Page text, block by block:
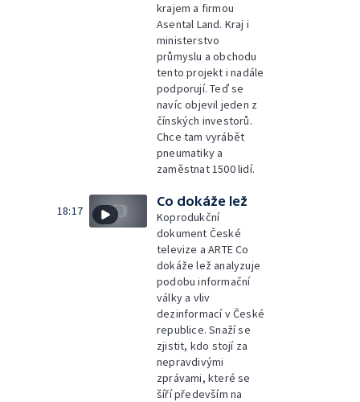
krajem a firmou
Asental Land. Kraj i
ministerstvo
průmyslu a obchodu
tento projekt i nadále
podporují. Teď se
navíc objevil jeden z
čínských investorů.
Chce tam vyrábět
pneumatiky a
zaměstnat 1500 lidí.
18:17
Co dokáže lež
Koprodukční
dokument České
televize a ARTE Co
dokáže lež analyzuje
podobu informační
války a vliv
dezinformací v České
republice. Snaží se
zjistit, kdo stojí za
nepravdivými
zprávami, které se
šíří především na